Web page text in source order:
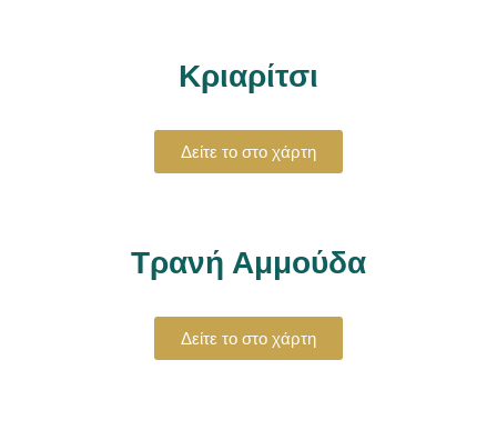
Κριαρίτσι
Δείτε το στο χάρτη
Τρανή Αμμούδα
Δείτε το στο χάρτη